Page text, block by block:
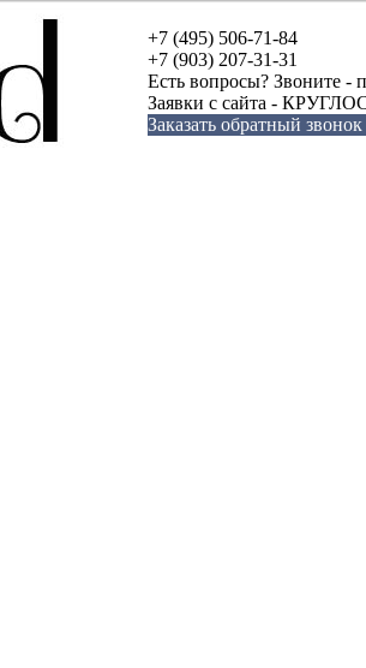
+7 (495) 506-71-84
+7 (903) 207-31-31
Есть вопросы? Звоните -
Заявки с сайта -
Заказать обратный звонок